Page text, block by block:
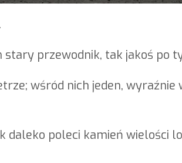
przewodnik, tak jakoś po
wśród nich jeden, wyraźnie
daleko poleci kamień wielości